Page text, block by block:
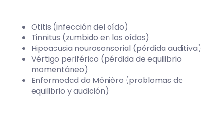
Otitis (infección del oído)
Tinnitus (zumbido en los oídos)
Hipoacusia neurosensorial (pérdida auditiva)
Vértigo periférico (pérdida de equilibrio
momentáneo)
Enfermedad de Ménière (problemas de
equilibrio y audición)